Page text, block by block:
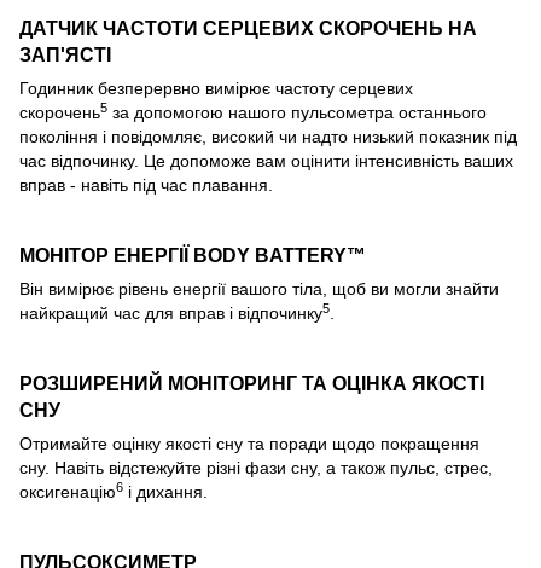
ДАТЧИК ЧАСТОТИ СЕРЦЕВИХ СКОРОЧЕНЬ НА
ЗАП'ЯСТІ
Годинник безперервно вимірює частоту серцевих
скорочень5 за допомогою нашого пульсометра останнього
покоління і повідомляє, високий чи надто низький показник під
час відпочинку. Це допоможе вам оцінити інтенсивність ваших
вправ - навіть під час плавання.
МОНІТОР ЕНЕРГІЇ BODY BATTERY™
Він вимірює рівень енергії вашого тіла, щоб ви могли знайти
найкращий час для вправ і відпочинку5
РОЗШИРЕНИЙ МОНІТОРИНГ ТА ОЦІНКА ЯКОСТІ
СНУ
Отримайте оцінку якості сну та поради щодо покращення
сну. Навіть відстежуйте різні фази сну, а також пульс, стрес,
оксигенацію6 і дихання.
ПУЛЬСОКСИМЕТР